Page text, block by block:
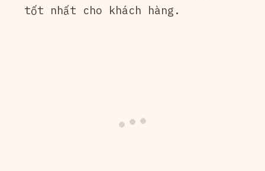
tốt nhất cho khách hàng.